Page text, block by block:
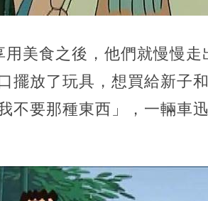
用美食之後，他們就慢慢
擺放了玩具，想買給新子
不要那種東西」，一輛車